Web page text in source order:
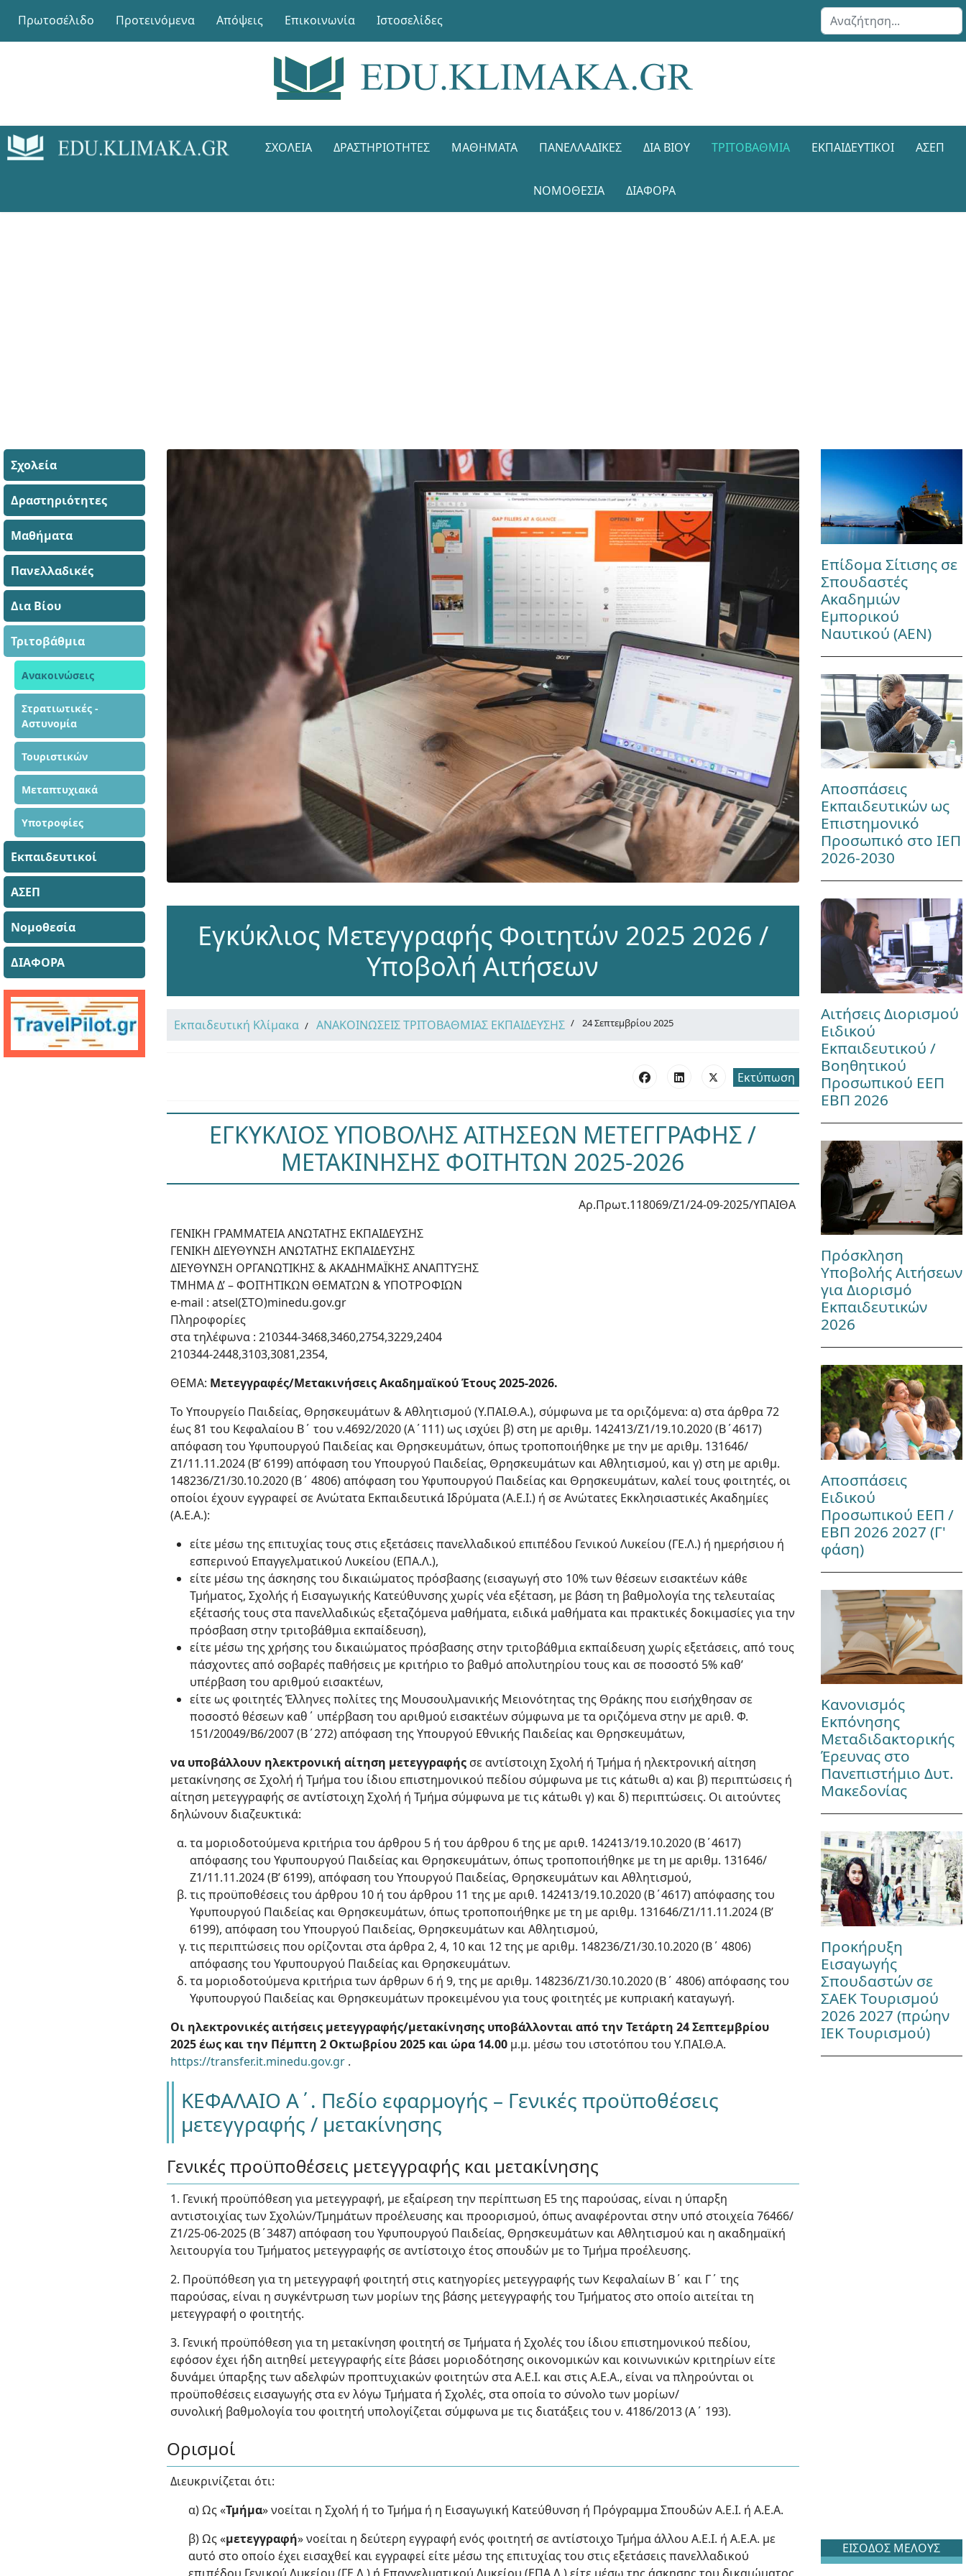
Πρωτοσέλιδο Προτεινόμενα Απόψεις Επικοινωνία Ιστοσελίδες Αναζήτηση...
ΣΧΟΛΕΊΑ ΔΡΑΣΤΗΡΙΌΤΗΤΕΣ ΜΑΘΉΜΑΤΑ ΠΑΝΕΛΛΑΔΙΚΈΣ ΔΙΑ ΒΊΟΥ ΤΡΙΤΟΒΆΘΜΙΑ ΕΚΠΑΙΔΕΥΤΙΚΟΊ ΑΣΕΠ
ΝΟΜΟΘΕΣΊΑ ΔΙΑΦΟΡΑ
Σχολεία
Δραστηριότητες
Μαθήματα
Πανελλαδικές
Δια Βίου
Τριτοβάθμια
Ανακοινώσεις
Στρατιωτικές -
Αστυνομία
Τουριστικών
Μεταπτυχιακά
Υποτροφίες
Εκπαιδευτικοί
ΑΣΕΠ
Νομοθεσία
ΔΙΑΦΟΡΑ
Εγκύκλιος Μετεγγραφής Φοιτητών 2025 2026 /
Υποβολή Αιτήσεων
Εκπαιδευτική Κλίμακα ΑΝΑΚΟΙΝΩΣΕΙΣ ΤΡΙΤΟΒΑΘΜΙΑΣ ΕΚΠΑΙΔΕΥΣΗΣ 24 Σεπτεμβρίου 2025
Εκτύπωση
ΕΓΚΥΚΛΙΟΣ ΥΠΟΒΟΛΗΣ ΑΙΤΗΣΕΩΝ ΜΕΤΕΓΓΡΑΦΗΣ /
ΜΕΤΑΚΙΝΗΣΗΣ ΦΟΙΤΗΤΩΝ 2025-2026
Αρ.Πρωτ.118069/Ζ1/24-09-2025/ΥΠΑΙΘΑ
ΓΕΝΙΚΗ ΓΡΑΜΜΑΤΕΙΑ ΑΝΩΤΑΤΗΣ ΕΚΠΑΙΔΕΥΣΗΣ
ΓΕΝΙΚΗ ΔΙΕΥΘΥΝΣΗ ΑΝΩΤΑΤΗΣ ΕΚΠΑΙΔΕΥΣΗΣ
ΔΙΕΥΘΥΝΣΗ ΟΡΓΑΝΩΤΙΚΗΣ & ΑΚΑΔΗΜΑΪΚΗΣ ΑΝΑΠΤΥΞΗΣ
ΤΜΗΜΑ Δ’ – ΦΟΙΤΗΤΙΚΩΝ ΘΕΜΑΤΩΝ & ΥΠΟΤΡΟΦΙΩΝ
e-mail : atsel(ΣΤΟ)minedu.gov.gr
Πληροφορίες
στα τηλέφωνα : 210344-3468,3460,2754,3229,2404
210344-2448,3103,3081,2354,
ΘΕΜΑ: Μετεγγραφές/Μετακινήσεις Ακαδημαϊκού Έτους 2025-2026.
Το Υπουργείο Παιδείας, Θρησκευμάτων & Αθλητισμού (Υ.ΠΑΙ.Θ.Α.), σύμφωνα με τα οριζόμενα: α) στα άρθρα 72
έως 81 του Κεφαλαίου Β΄ του ν.4692/2020 (Α΄111) ως ισχύει β) στη με αριθμ. 142413/Ζ1/19.10.2020 (Β΄4617)
απόφαση του Υφυπουργού Παιδείας και Θρησκευμάτων, όπως τροποποιήθηκε με την με αριθμ. 131646/
Ζ1/11.11.2024 (Β’ 6199) απόφαση του Υπουργού Παιδείας, Θρησκευμάτων και Αθλητισμού, και γ) στη με αριθμ.
148236/Z1/30.10.2020 (Β΄ 4806) απόφαση του Υφυπουργού Παιδείας και Θρησκευμάτων, καλεί τους φοιτητές, οι
οποίοι έχουν εγγραφεί σε Ανώτατα Εκπαιδευτικά Ιδρύματα (A.E.I.) ή σε Ανώτατες Εκκλησιαστικές Ακαδημίες
(Α.Ε.Α.):
είτε μέσω της επιτυχίας τους στις εξετάσεις πανελλαδικού επιπέδου Γενικού Λυκείου (ΓΕ.Λ.) ή ημερήσιου ή
εσπερινού Επαγγελματικού Λυκείου (ΕΠΑ.Λ.),
είτε μέσω της άσκησης του δικαιώματος πρόσβασης (εισαγωγή στο 10% των θέσεων εισακτέων κάθε
Τμήματος, Σχολής ή Εισαγωγικής Κατεύθυνσης χωρίς νέα εξέταση, με βάση τη βαθμολογία της τελευταίας
εξέτασής τους στα πανελλαδικώς εξεταζόμενα μαθήματα, ειδικά μαθήματα και πρακτικές δοκιμασίες για την
πρόσβαση στην τριτοβάθμια εκπαίδευση),
είτε μέσω της χρήσης του δικαιώματος πρόσβασης στην τριτοβάθμια εκπαίδευση χωρίς εξετάσεις, από τους
πάσχοντες από σοβαρές παθήσεις με κριτήριο το βαθμό απολυτηρίου τους και σε ποσοστό 5% καθ’
υπέρβαση του αριθμού εισακτέων,
είτε ως φοιτητές Έλληνες πολίτες της Μουσουλμανικής Μειονότητας της Θράκης που εισήχθησαν σε
ποσοστό θέσεων καθ΄ υπέρβαση του αριθμού εισακτέων σύμφωνα με τα οριζόμενα στην με αριθ. Φ.
151/20049/Β6/2007 (Β΄272) απόφαση της Υπουργού Εθνικής Παιδείας και Θρησκευμάτων,
να υποβάλλουν ηλεκτρονική αίτηση μετεγγραφής σε αντίστοιχη Σχολή ή Τμήμα ή ηλεκτρονική αίτηση
μετακίνησης σε Σχολή ή Τμήμα του ίδιου επιστημονικού πεδίου σύμφωνα με τις κάτωθι α) και β) περιπτώσεις ή
αίτηση μετεγγραφής σε αντίστοιχη Σχολή ή Τμήμα σύμφωνα με τις κάτωθι γ) και δ) περιπτώσεις. Οι αιτούντες
δηλώνουν διαζευκτικά:
τα μοριοδοτούμενα κριτήρια του άρθρου 5 ή του άρθρου 6 της με αριθ. 142413/19.10.2020 (Β΄4617)
απόφασης του Υφυπουργού Παιδείας και Θρησκευμάτων, όπως τροποποιήθηκε με τη με αριθμ. 131646/
Ζ1/11.11.2024 (Β’ 6199), απόφαση του Υπουργού Παιδείας, Θρησκευμάτων και Αθλητισμού,
τις προϋποθέσεις του άρθρου 10 ή του άρθρου 11 της με αριθ. 142413/19.10.2020 (Β΄4617) απόφασης του
Υφυπουργού Παιδείας και Θρησκευμάτων, όπως τροποποιήθηκε με τη με αριθμ. 131646/Ζ1/11.11.2024 (Β’
6199), απόφαση του Υπουργού Παιδείας, Θρησκευμάτων και Αθλητισμού,
τις περιπτώσεις που ορίζονται στα άρθρα 2, 4, 10 και 12 της με αριθμ. 148236/Z1/30.10.2020 (Β΄ 4806)
απόφασης του Υφυπουργού Παιδείας και Θρησκευμάτων.
τα μοριοδοτούμενα κριτήρια των άρθρων 6 ή 9, της με αριθμ. 148236/Z1/30.10.2020 (Β΄ 4806) απόφασης του
Υφυπουργού Παιδείας και Θρησκευμάτων προκειμένου για τους φοιτητές με κυπριακή καταγωγή.
Οι ηλεκτρονικές αιτήσεις μετεγγραφής/μετακίνησης υποβάλλονται από την Τετάρτη 24Σεπτεμβρίου
2025 έως και την Πέμπτη 2 Οκτωβρίου 2025 και ώρα 14.00 μ.μ. μέσω του ιστοτόπου του Υ.ΠΑΙ.Θ.Α.
https://transfer.it.minedu.gov.gr .
ΚΕΦΑΛΑΙΟ Α΄. Πεδίο εφαρμογής – Γενικές προϋποθέσεις
μετεγγραφής / μετακίνησης
Γενικές προϋποθέσεις μετεγγραφής και μετακίνησης
1. Γενική προϋπόθεση για μετεγγραφή, με εξαίρεση την περίπτωση Ε5 της παρούσας, είναι η ύπαρξη
αντιστοιχίας των Σχολών/Τμημάτων προέλευσης και προορισμού, όπως αναφέρονται στην υπό στοιχεία 76466/
Ζ1/25-06-2025 (Β΄3487) απόφαση του Υφυπουργού Παιδείας, Θρησκευμάτων και Αθλητισμού και η ακαδημαϊκή
λειτουργία του Τμήματος μετεγγραφής σε αντίστοιχο έτος σπουδών με το Τμήμα προέλευσης.
2. Προϋπόθεση για τη μετεγγραφή φοιτητή στις κατηγορίες μετεγγραφής των Κεφαλαίων Β΄ και Γ΄ της
παρούσας, είναι η συγκέντρωση των μορίων της βάσης μετεγγραφής του Τμήματος στο οποίο αιτείται τη
μετεγγραφή ο φοιτητής.
3. Γενική προϋπόθεση για τη μετακίνηση φοιτητή σε Τμήματα ή Σχολές του ίδιου επιστημονικού πεδίου,
εφόσον έχει ήδη αιτηθεί μετεγγραφής είτε βάσει μοριοδότησης οικονομικών και κοινωνικών κριτηρίων είτε
δυνάμει ύπαρξης των αδελφών προπτυχιακών φοιτητών στα Α.Ε.Ι. και στις Α.Ε.Α., είναι να πληρούνται οι
προϋποθέσεις εισαγωγής στα εν λόγω Τμήματα ή Σχολές, στα οποία το σύνολο των μορίων/
συνολική βαθμολογία του φοιτητή υπολογίζεται σύμφωνα με τις διατάξεις του ν. 4186/2013 (Α΄ 193).
Ορισμοί
Διευκρινίζεται ότι:
α) Ως «Τμήμα» νοείται η Σχολή ή το Τμήμα ή η Εισαγωγική Κατεύθυνση ή Πρόγραμμα Σπουδών Α.Ε.Ι. ή Α.Ε.Α.
β) Ως «μετεγγραφή» νοείται η δεύτερη εγγραφή ενός φοιτητή σε αντίστοιχο Τμήμα άλλου Α.Ε.Ι. ή Α.Ε.Α. με
αυτό στο οποίο έχει εισαχθεί και εγγραφεί είτε μέσω της επιτυχίας του στις εξετάσεις πανελλαδικού
Επίδομα Σίτισης σε
Σπουδαστές
Ακαδημιών
Εμπορικού
Ναυτικού (ΑΕΝ)
Αποσπάσεις
Εκπαιδευτικών ως
Επιστημονικό
Προσωπικό στο ΙΕΠ
2026-2030
Αιτήσεις Διορισμού
Ειδικού
Εκπαιδευτικού /
Βοηθητικού
Προσωπικού ΕΕΠ
ΕΒΠ 2026
Πρόσκληση
Υποβολής Αιτήσεων
για Διορισμό
Εκπαιδευτικών
2026
Αποσπάσεις
Ειδικού
Προσωπικού ΕΕΠ /
ΕΒΠ 2026 2027 (Γ'
φάση)
Κανονισμός
Εκπόνησης
Μεταδιδακτορικής
Έρευνας στο
Πανεπιστήμιο Δυτ.
Μακεδονίας
Προκήρυξη
Εισαγωγής
Σπουδαστών σε
ΣΑΕΚ Τουρισμού
2026 2027 (πρώην
ΙΕΚ Τουρισμού)
ΕΙΣΟΔΟΣ ΜΕΛΟΥΣ